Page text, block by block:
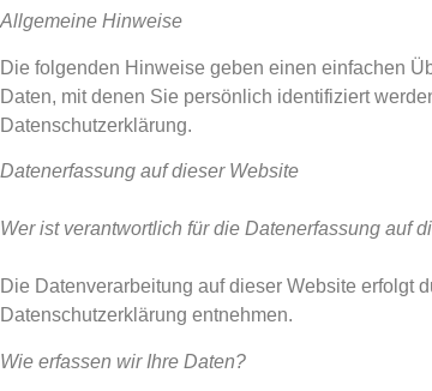
Allgemeine Hinweise
Die folgenden Hinweise geben einen einfachen
Daten, mit denen Sie persönlich identifiziert
Datenschutzerklärung.
Datenerfassung auf dieser Website
Wer ist verantwortlich für die Datenerfassung auf
Die Datenverarbeitung auf dieser Website erfolgt
Datenschutzerklärung entnehmen.
Wie erfassen wir Ihre Daten?